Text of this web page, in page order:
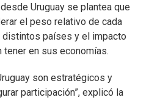
Uruguay se plantea que
el peso relativo de cada
distintos países y el impacto
en sus economías.
son estratégicos y
participación”, explicó la